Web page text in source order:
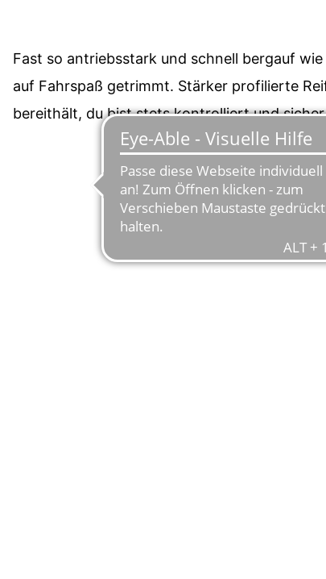
Fast so antriebsstark und schnell bergauf
auf Fahrspaß getrimmt. Stärker profilierte
bereithält, du bist stets kontrolliert und